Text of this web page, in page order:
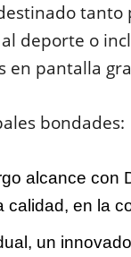
deporte o
en pantalla
bondades:
alcance con
calidad, en la
un